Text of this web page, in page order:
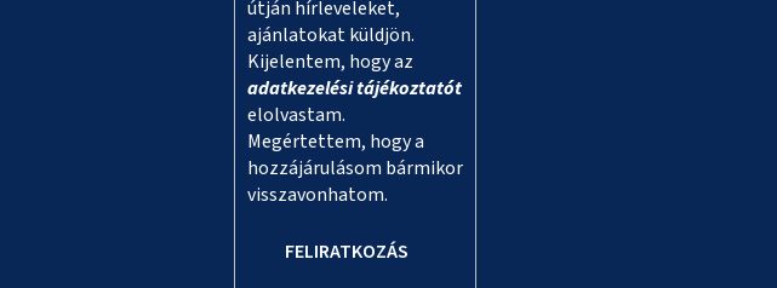
útján hírleveleket,
ajánlatokat küldjön.
Kijelentem, hogy az
adatkezelési tájékoztatót
elolvastam.
Megértettem, hogy a
hozzájárulásom bármikor
visszavonhatom.
FELIRATKOZÁS